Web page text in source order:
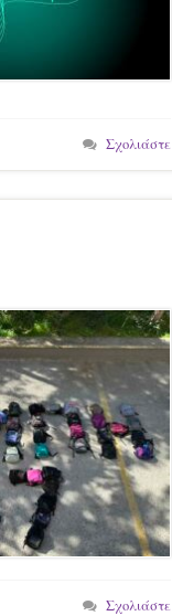
Σχολιάστε
Σχολιάστε